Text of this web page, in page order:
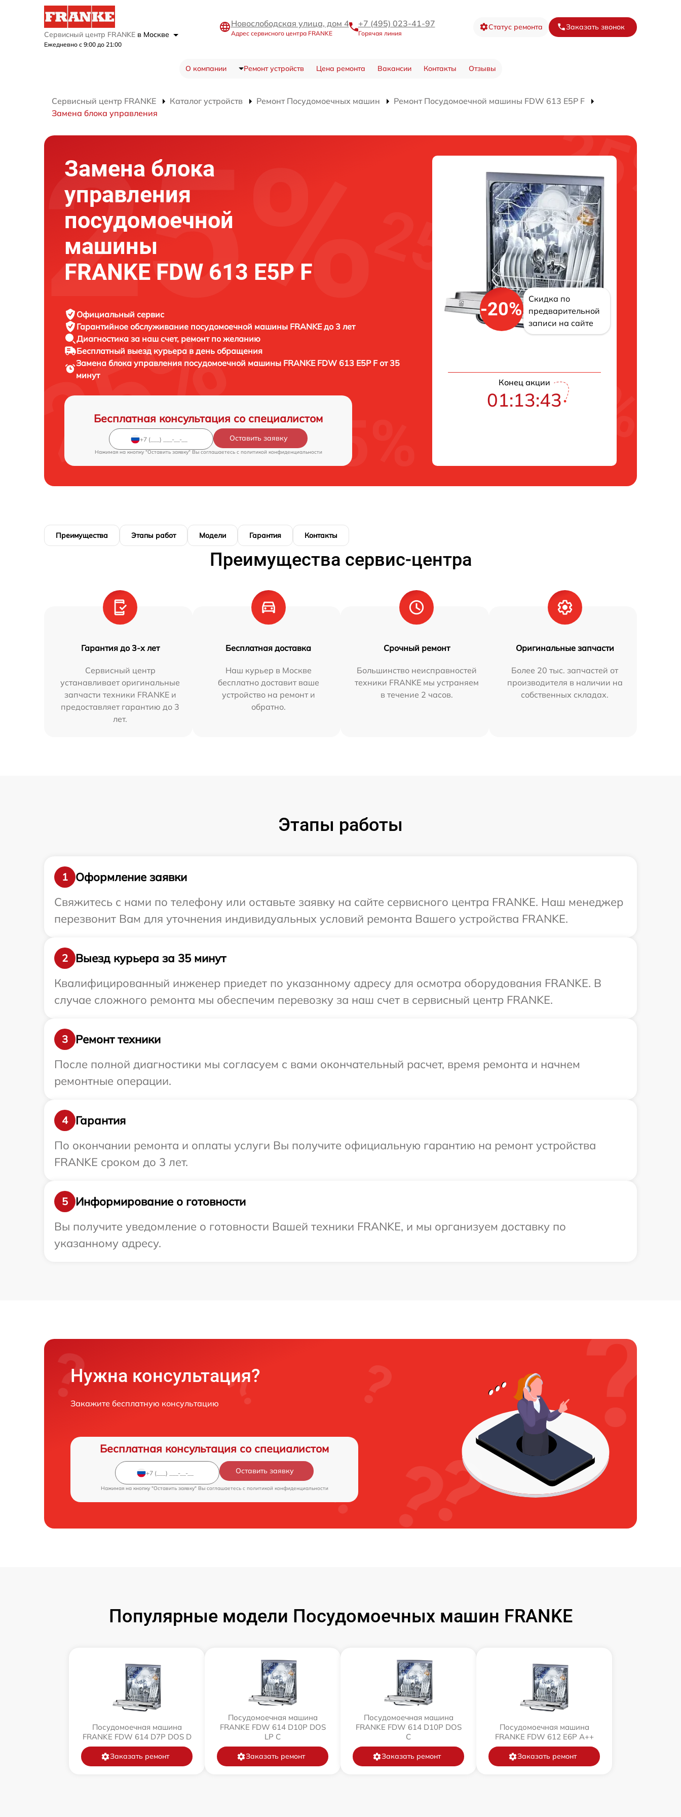
Сервисный центр FRANKE в Москве
Ежедневно с 9:00 до 21:00
Новослободская улица, дом 4
Адрес сервисного центра FRANKE
+7 (495) 023-41-97
Горячая линия
Статус ремонта Заказать звонок
О компании Ремонт устройств Цена ремонта Вакансии Контакты Отзывы
Сервисный центр FRANKE Каталог устройств Ремонт Посудомоечных машин
Ремонт Посудомоечной машины FDW 613 E5P F
Замена блока управления
Замена блока
управления
посудомоечной
машины
FRANKE FDW 613 E5P F
Официальный сервис
Гарантийное обслуживание посудомоечной машины FRANKE до 3 лет
Диагностика за наш счет, ремонт по желанию
Бесплатный выезд курьера в день обращения
Замена блока управления посудомоечной машины FRANKE FDW 613 E5P F от 35
минут
Бесплатная консультация со специалистом
Оставить заявку
Нажимая на кнопку "Оставить заявку" Вы соглашаетесь c политикой конфиденциальности
-20%
Скидка по
предварительной
записи на сайте
Конец акции
01:13:42
Преимущества Этапы работ Модели Гарантия Контакты
Преимущества сервис-центра
Гарантия до 3-х лет
Сервисный центр
устанавливает оригинальные
запчасти техники FRANKE и
предоставляет гарантию до 3
лет.
Бесплатная доставка
Наш курьер в Москве
бесплатно доставит ваше
устройство на ремонт и
обратно.
Срочный ремонт
Большинство неисправностей
техники FRANKE мы устраняем
в течение 2 часов.
Оригинальные запчасти
Более 20 тыс. запчастей от
производителя в наличии на
собственных складах.
Этапы работы
1
Оформление заявки
Свяжитесь с нами по телефону или оставьте заявку на сайте сервисного центра FRANKE. Наш менеджер
перезвонит Вам для уточнения индивидуальных условий ремонта Вашего устройства FRANKE.
2
Выезд курьера за 35 минут
Квалифицированный инженер приедет по указанному адресу для осмотра оборудования FRANKE. В
случае сложного ремонта мы обеспечим перевозку за наш счет в сервисный центр FRANKE.
3
Ремонт техники
После полной диагностики мы согласуем с вами окончательный расчет, время ремонта и начнем
ремонтные операции.
4
Гарантия
По окончании ремонта и оплаты услуги Вы получите официальную гарантию на ремонт устройства
FRANKE сроком до 3 лет.
5
Информирование о готовности
Вы получите уведомление о готовности Вашей техники FRANKE, и мы организуем доставку по
указанному адресу.
Нужна консультация?
Закажите бесплатную консультацию
Бесплатная консультация со специалистом
Оставить заявку
Нажимая на кнопку "Оставить заявку" Вы соглашаетесь c политикой конфиденциальности
Популярные модели Посудомоечных машин FRANKE
Посудомоечная машина
FRANKE FDW 614 D7P DOS D
Заказать ремонт
Посудомоечная машина
FRANKE FDW 614 D10P DOS
LP C
Заказать ремонт
Посудомоечная машина
FRANKE FDW 614 D10P DOS
C
Заказать ремонт
Посудомоечная машина
FRANKE FDW 612 E6P A++
Заказать ремонт